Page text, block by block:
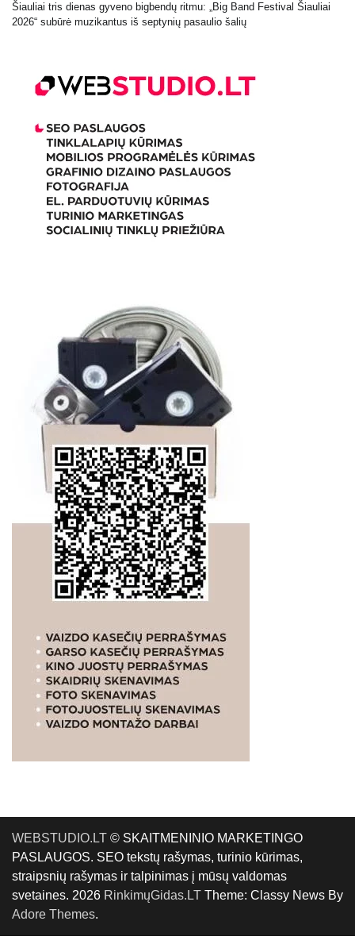
Šiauliai tris dienas gyveno bigbendų ritmu: „Big Band Festival Šiauliai
2026“ subūrė muzikantus iš septynių pasaulio šalių
WEBSTUDIO.LT © SKAITMENINIO MARKETINGO
PASLAUGOS. SEO tekstų rašymas, turinio kūrimas,
straipsnių rašymas ir talpinimas į mūsų valdomas
svetaines. 2026 RinkimųGidas.LT Theme: Classy News By
Adore Themes.